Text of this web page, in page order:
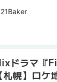
るありがたい場
ドラマ『
札幌】ロケ